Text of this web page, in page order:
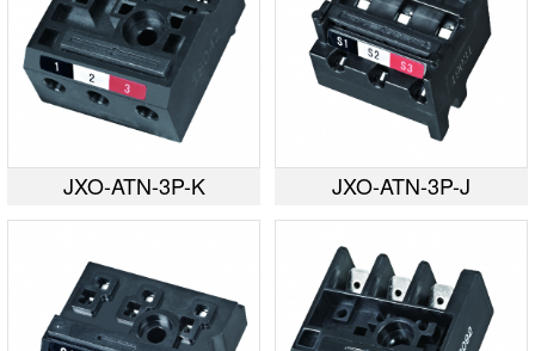
JXO-ATN-3P-K JXO-ATN-3P-J